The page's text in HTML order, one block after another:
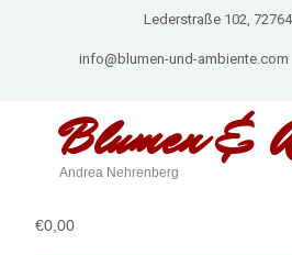
Lederstraße 102,
info@blumen-und-ambiente.com
Blumen &
Andrea Nehrenberg
€0,00